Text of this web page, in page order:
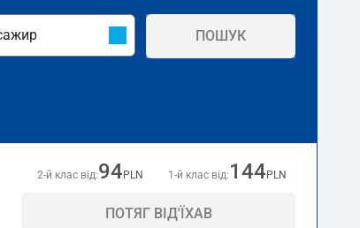
ПОШУК
2-й клас від:94 PLN 1-й клас від: 144 PLN
ПОТЯГ ВІД'ЇХАВ